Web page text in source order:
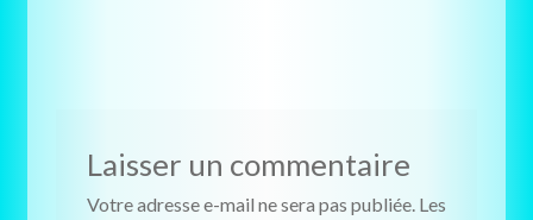
Laisser un commentaire
Votre adresse e-mail ne sera pas publiée. Les